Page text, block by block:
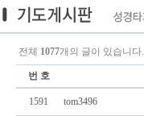
전체 1077개의 글이 있습니다.
번 호
1591 tom3496